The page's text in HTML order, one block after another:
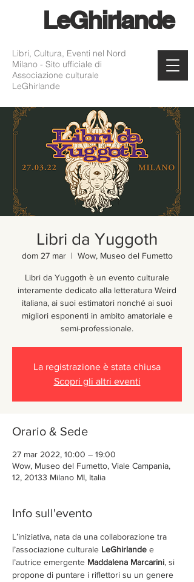
LeGhirlande
Libri, Cultura, Eventi nel Nord
Milano - Sito ufficiale di
Associazione culturale
LeGhirlande
Libri da Yuggoth
dom 27 mar
  |
Wow, Museo del Fumetto
Libri da Yuggoth è un evento culturale
interamente dedicato alla letteratura Weird
italiana, ai suoi estimatori nonché ai suoi
migliori esponenti in ambito amatoriale e
semi-professionale.
La registrazione è stata chiusa
Scopri gli altri eventi
Orario & Sede
27 mar 2022, 10:00 – 19:00
Wow, Museo del Fumetto, Viale Campania,
12, 20133 Milano MI, Italia
Info sull'evento
L’iniziativa, nata da una collaborazione tra
l’associazione culturale LeGhirlande e
l’autrice emergente Maddalena Marcarini, si
propone di puntare i riflettori su un genere